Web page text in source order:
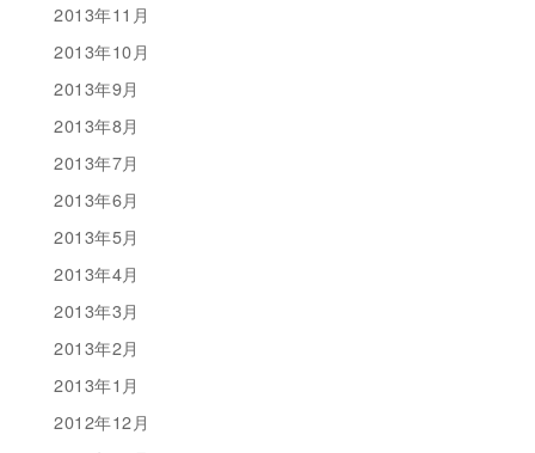
2013年11月
2013年10月
2013年9月
2013年8月
2013年7月
2013年6月
2013年5月
2013年4月
2013年3月
2013年2月
2013年1月
2012年12月